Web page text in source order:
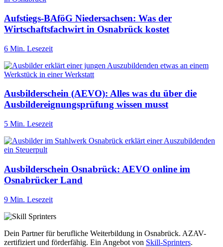
Aufstiegs-BAföG Niedersachsen: Was der
Wirtschaftsfachwirt in Osnabrück kostet
6 Min. Lesezeit
Ausbilderschein (AEVO): Alles was du über die
Ausbildereignungsprüfung wissen musst
5 Min. Lesezeit
Ausbilderschein Osnabrück: AEVO online im
Osnabrücker Land
9 Min. Lesezeit
Dein Partner für berufliche Weiterbildung in Osnabrück. AZAV-
zertifiziert und förderfähig. Ein Angebot von Skill-Sprinters.